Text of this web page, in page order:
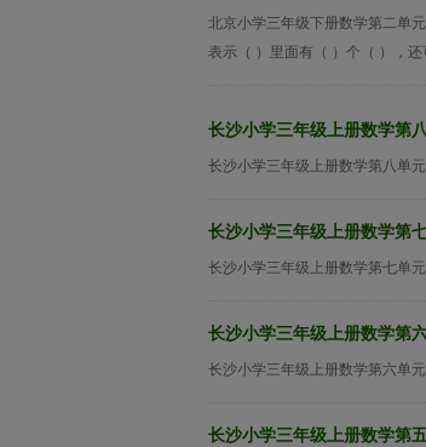
北京小学三年级下册数学第二单
表示（ ）里面有（ ）个（ ），
长沙小学三年级上册数学第
长沙小学三年级上册数学第八单
长沙小学三年级上册数学第
长沙小学三年级上册数学第七单
长沙小学三年级上册数学第
长沙小学三年级上册数学第六单
长沙小学三年级上册数学第